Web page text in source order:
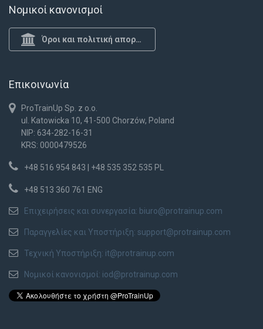
Νομικοί κανονισμοί
Όροι και πολιτική απορρήτου
Επικοινωνία
ProTrainUp Sp. z o.o.
ul. Katowicka 10, 41-500 Chorzów, Poland
NIP: 634-282-16-31
KRS: 0000479526
+48 516 954 843 | +48 535 352 535 PL
+48 513 360 761 ENG
Επιχειρήσεις και συνεργασία: biuro@protrainup.com
Παραγγελίες και Υποστήριξη: support@protrainup.com
Τεχνική Υποστήριξη: it@protrainup.com
Νομικοί κανονισμοί: iod@protrainup.com